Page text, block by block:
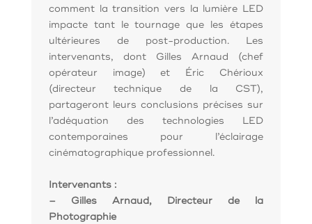
comment la transition vers la lumière LED
impacte tant le tournage que les étapes
ultérieures de post-production. Les
intervenants, dont Gilles Arnaud (chef
opérateur image) et Éric Chérioux
(directeur technique de la CST),
partageront leurs conclusions précises sur
l’adéquation des technologies LED
contemporaines pour l’éclairage
cinématographique professionnel.
Intervenants :
– Gilles Arnaud, Directeur de la
Photographie